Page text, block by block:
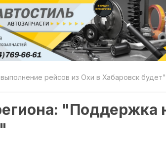
рейсов из Охи в Хабаровск будет"
"Поддержка